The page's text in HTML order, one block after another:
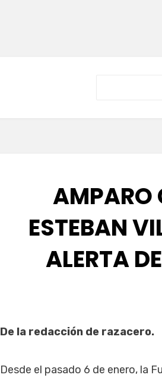
AMPARO
ESTEBAN
ALERTA
De la redacción de razacero.
Desde el pasado 6 de enero, la